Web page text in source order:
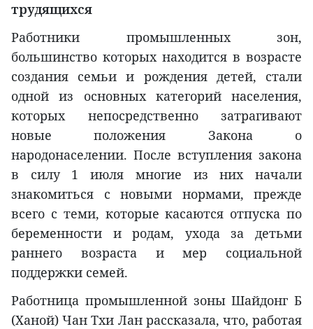
трудящихся
Работники промышленных зон,
большинство которых находится в возрасте
создания семьи и рождения детей, стали
одной из основных категорий населения,
которых непосредственно затрагивают
новые положения Закона о
народонаселении. После вступления закона
в силу 1 июля многие из них начали
знакомиться с новыми нормами, прежде
всего с теми, которые касаются отпуска по
беременности и родам, ухода за детьми
раннего возраста и мер социальной
поддержки семей.
Работница промышленной зоны Шайдонг Б
(Ханой) Чан Тхи Лан рассказала, что, работая